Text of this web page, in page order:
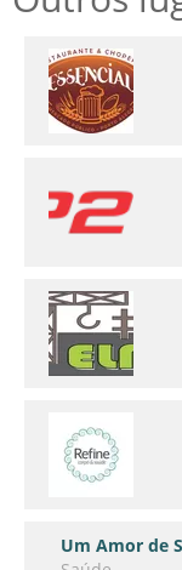
Um Amor de